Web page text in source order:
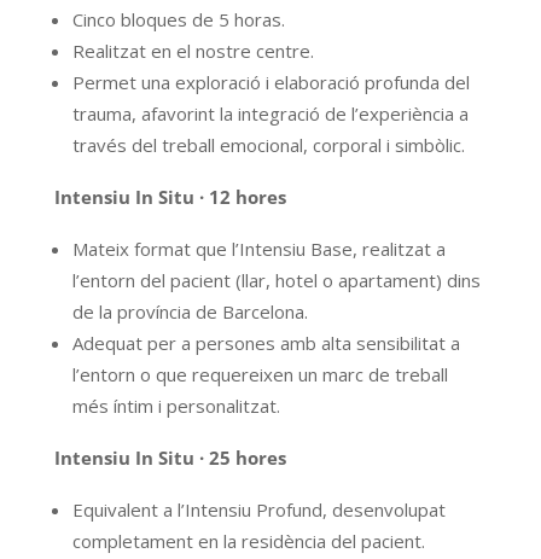
Cinco bloques de 5 horas.
Realitzat en el nostre centre.
Permet una exploració i elaboració profunda del
trauma, afavorint la integració de l’experiència a
través del treball emocional, corporal i simbòlic.
Intensiu In Situ · 12 hores
Mateix format que l’Intensiu Base, realitzat a
l’entorn del pacient (llar, hotel o apartament) dins
de la província de Barcelona.
Adequat per a persones amb alta sensibilitat a
l’entorn o que requereixen un marc de treball
més íntim i personalitzat.
Intensiu In Situ · 25 hores
Equivalent a l’Intensiu Profund, desenvolupat
completament en la residència del pacient.